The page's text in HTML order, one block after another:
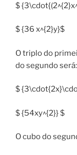
$
$ {36 x^{2}y}$
O triplo do
do segundo será:
$
$ {54xy^{2}} $
O cubo do